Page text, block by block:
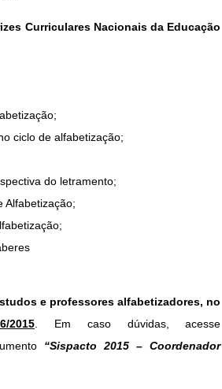
Curriculares Nacionais da Educação
ciclo de alfabetização;
do letramento;
Alfabetização;
e professores alfabetizadores, no
2015. Em caso dúvidas, acesse
“Sispacto 2015 – Coordenador